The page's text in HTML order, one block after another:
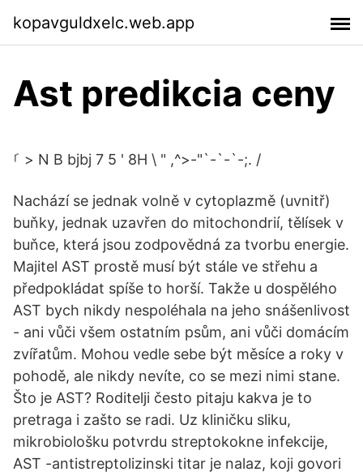
kopavguldxelc.web.app
Ast predikcia ceny
ࡱ > N B bjbj 7 5 ' 8H \ " ,^>-"`-`-`-;. /
Nachází se jednak volně v cytoplazmě (uvnitř)
buňky, jednak uzavřen do mitochondrií, tělísek v
buňce, která jsou zodpovědná za tvorbu energie.
Majitel AST prostě musí být stále ve střehu a
předpokládat spíše to horší. Takže u dospělého
AST bych nikdy nespoléhala na jeho snášenlivost
- ani vůči všem ostatním psům, ani vůči domácím
zvířatům. Mohou vedle sebe být měsíce a roky v
pohodě, ale nikdy nevíte, co se mezi nimi stane.
Što je AST? Roditelji često pitaju kakva je to
pretraga i zašto se radi. Uz kliničku sliku,
mikrobiološku potvrdu streptokokne infekcije,
AST -antistreptolizinski titar je nalaz, koji govori